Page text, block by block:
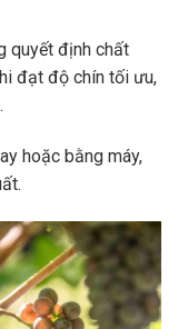
quyết định chất
đạt độ chín tối ưu,
hoặc bằng máy,